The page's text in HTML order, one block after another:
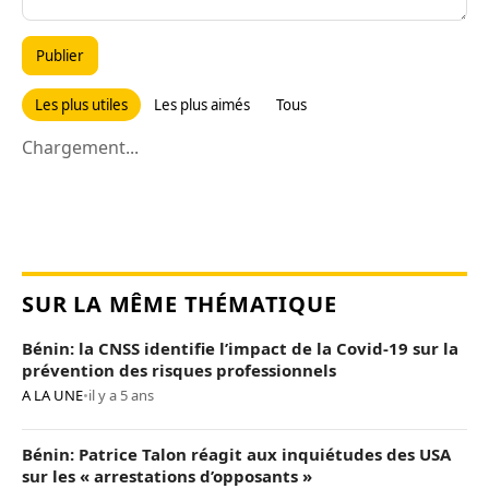
Publier
Les plus utiles Les plus aimés Tous
Chargement...
SUR LA MÊME THÉMATIQUE
Bénin: la CNSS identifie l’impact de la Covid-19 sur la
prévention des risques professionnels
A LA UNE•il y a 5 ans
Bénin: Patrice Talon réagit aux inquiétudes des USA
sur les « arrestations d’opposants »